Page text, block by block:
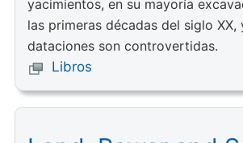
yacimientos, en su mayoría
las primeras décadas del siglo XX,
dataciones son controvertidas.
Libros